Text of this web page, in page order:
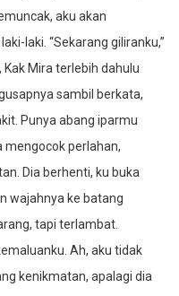
aku akan
laki. “Sekarang giliranku,”
Mira terlebih dahulu
sambil berkata,
Punya abang iparmu
mengocok perlahan,
Dia berhenti, ku buka
wajahnya ke batang
tapi terlambat.
Ah, aku tidak
kenikmatan, apalagi dia